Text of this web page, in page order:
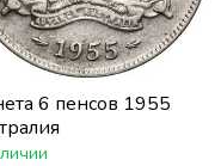
6 пенсов 1955